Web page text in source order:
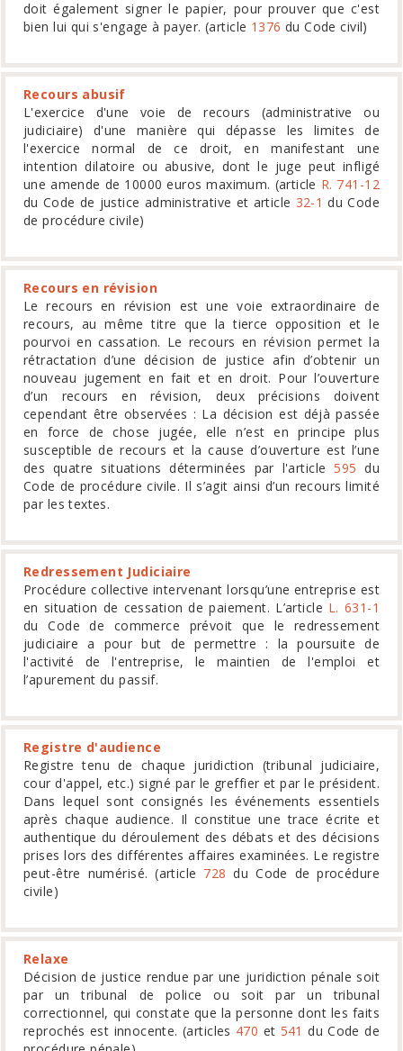
doit également signer le papier, pour prouver que c'est
bien lui qui s'engage à payer. (article 1376 du Code civil)
Recours abusif
L'exercice d'une voie de recours (administrative ou
judiciaire) d'une manière qui dépasse les limites de
l'exercice normal de ce droit, en manifestant une
intention dilatoire ou abusive, dont le juge peut infligé
une amende de 10000 euros maximum. (article R. 741-12
du Code de justice administrative et article 32-1 du Code
de procédure civile)
Recours en révision
Le recours en révision est une voie extraordinaire de
recours, au même titre que la tierce opposition et le
pourvoi en cassation. Le recours en révision permet la
rétractation d’une décision de justice afin d’obtenir un
nouveau jugement en fait et en droit. Pour l’ouverture
d’un recours en révision, deux précisions doivent
cependant être observées : La décision est déjà passée
en force de chose jugée, elle n’est en principe plus
susceptible de recours et la cause d’ouverture est l’une
des quatre situations déterminées par l'article595 du
Code de procédure civile. Il s’agit ainsi d’un recours limité
par les textes.
Redressement Judiciaire
Procédure collective intervenant lorsqu’une entreprise est
en situation de cessation de paiement. L’article L. 631-1
du Code de commerce prévoit que le redressement
judiciaire a pour but de permettre : la poursuite de
l'activité de l'entreprise, le maintien de l'emploi et
l’apurement du passif.
Registre d'audience
Registre tenu de chaque juridiction (tribunal judiciaire,
cour d'appel, etc.) signé par le greffier et par le président.
Dans lequel sont consignés les événements essentiels
après chaque audience. Il constitue une trace écrite et
authentique du déroulement des débats et des décisions
prises lors des différentes affaires examinées. Le registre
peut-être numérisé. (article 728 du Code de procédure
civile)
Relaxe
Décision de justice rendue par une juridiction pénale soit
par un tribunal de police ou soit par un tribunal
correctionnel, qui constate que la personne dont les faits
reprochés est innocente. (articles 470 et 541 du Code de